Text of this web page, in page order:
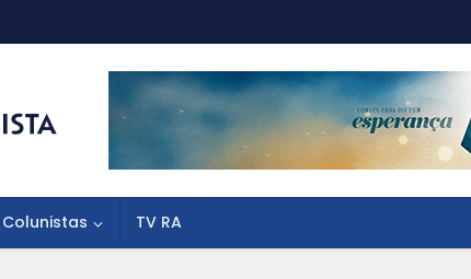
Colunistas TV RA